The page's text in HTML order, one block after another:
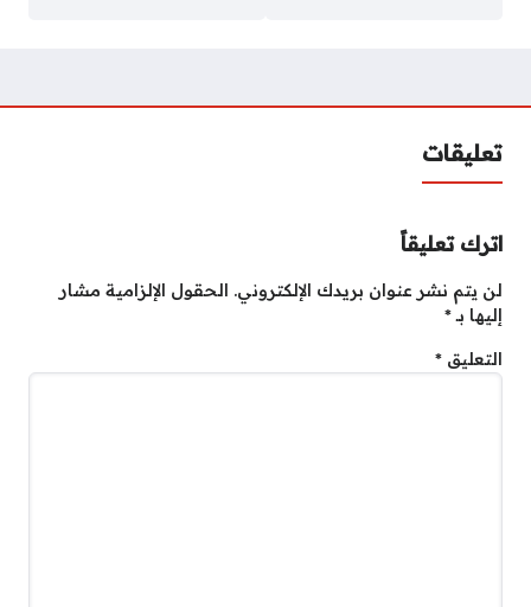
تعليقات
اترك تعليقاً
لن يتم نشر عنوان بريدك الإلكتروني. الحقول الإلزامية مشار
إليها بـ*
التعليق *